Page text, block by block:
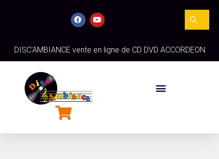
DISC'AMBIANCE vente en ligne de CD DVD ACCORDEON